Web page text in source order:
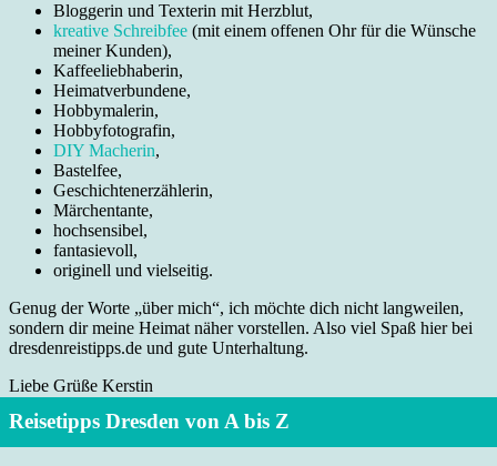
Bloggerin und Texterin mit Herzblut,
kreative Schreibfee (mit einem offenen Ohr für die Wünsche
meiner Kunden),
Kaffeeliebhaberin,
Heimatverbundene,
Hobbymalerin,
Hobbyfotografin,
DIY Macherin,
Bastelfee,
Geschichtenerzählerin,
Märchentante,
hochsensibel,
fantasievoll,
originell und vielseitig.
Genug der Worte „über mich“, ich möchte dich nicht langweilen,
sondern dir meine Heimat näher vorstellen. Also viel Spaß hier bei
dresdenreistipps.de und gute Unterhaltung.
Liebe Grüße Kerstin
Reisetipps Dresden von A bis Z